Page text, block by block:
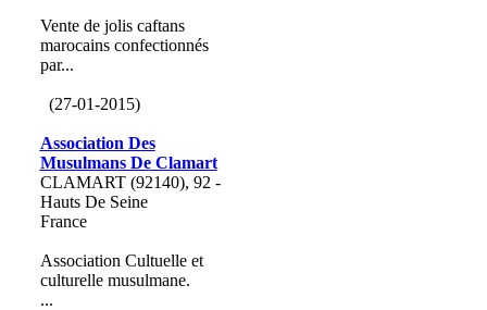
Vente de jolis caftans
marocains confectionnés
par...
(27-01-2015)
Association Des
Musulmans De Clamart
CLAMART (92140), 92 -
Hauts De Seine
France
Association Cultuelle et
culturelle musulmane.
...